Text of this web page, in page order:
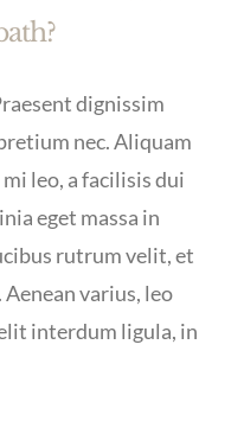
dignissim
nec. Aliquam
leo, a facilisis dui
eget massa in
rutrum velit, et
varius, leo
interdum ligula, in